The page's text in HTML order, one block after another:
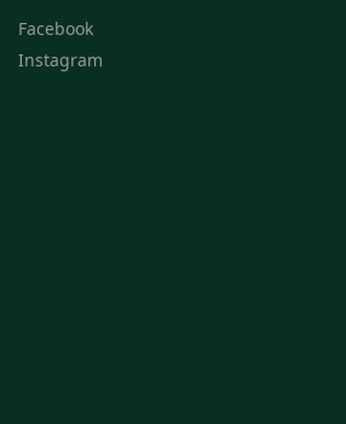
Facebook
Instagram